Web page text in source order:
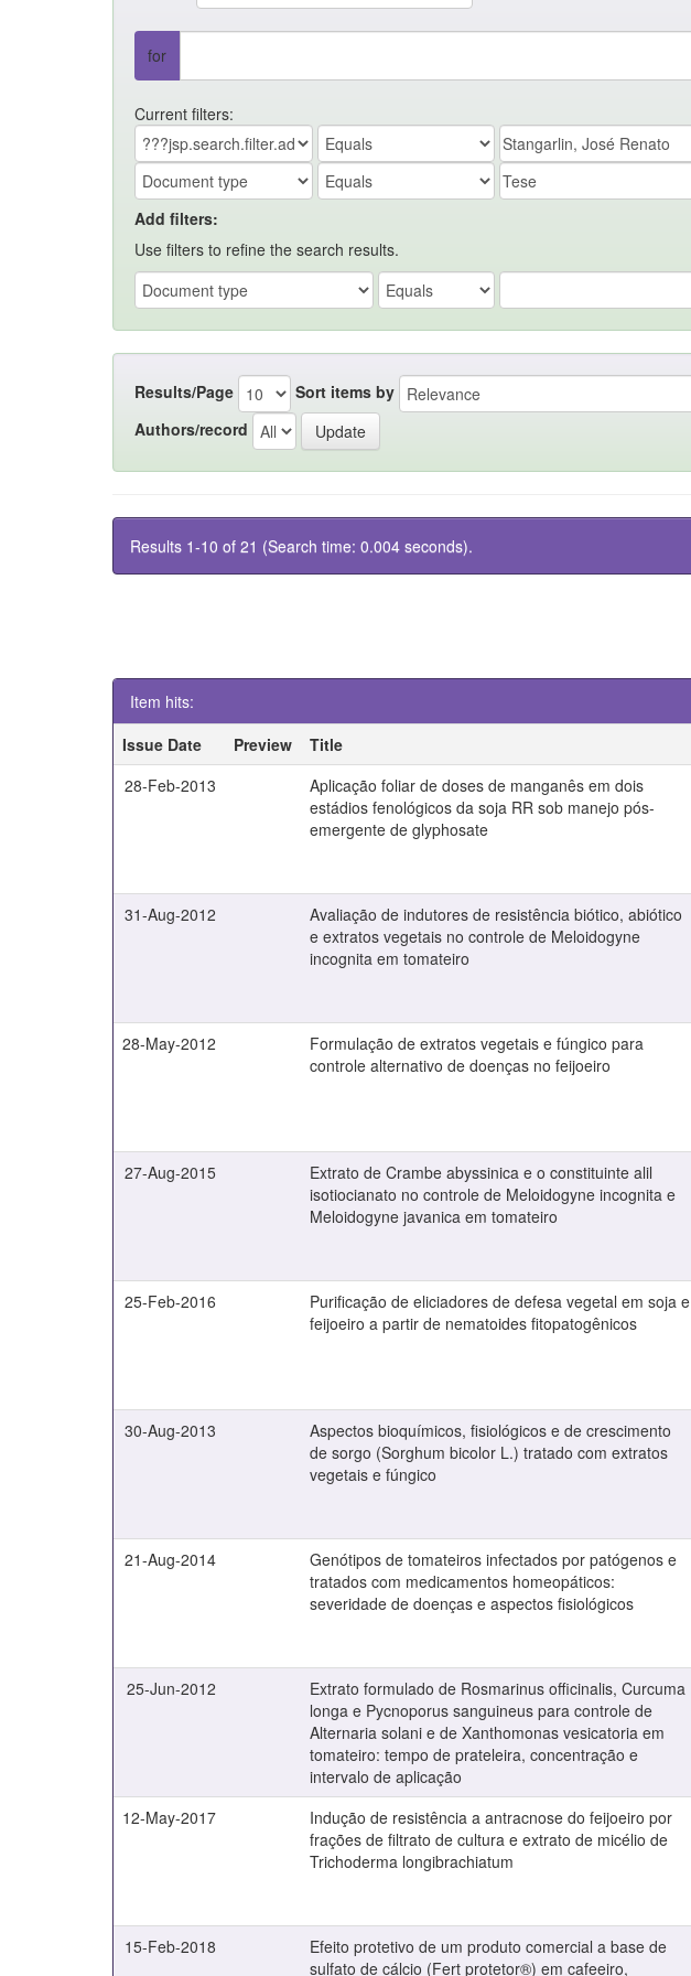
for
Current filters:
Add filters:
Use filters to refine the search results.
Results/Page Sort items by
Authors/record
Results 1-10 of 21 (Search time: 0.004 seconds).
Item hits:
Issue Date
Preview Title
28-Feb-2013
Aplicação foliar de doses de manganês em dois
estádios fenológicos da soja RR sob manejo pós-
emergente de glyphosate
31-Aug-2012
Avaliação de indutores de resistência biótico, abiótico
e extratos vegetais no controle de Meloidogyne
incognita em tomateiro
28-May-2012
Formulação de extratos vegetais e fúngico para
controle alternativo de doenças no feijoeiro
27-Aug-2015
Extrato de Crambe abyssinica e o constituinte alil
isotiocianato no controle de Meloidogyne incognita e
Meloidogyne javanica em tomateiro
25-Feb-2016
Purificação de eliciadores de defesa vegetal em soja e
feijoeiro a partir de nematoides fitopatogênicos
30-Aug-2013
Aspectos bioquímicos, fisiológicos e de crescimento
de sorgo (Sorghum bicolor L.) tratado com extratos
vegetais e fúngico
21-Aug-2014
Genótipos de tomateiros infectados por patógenos e
tratados com medicamentos homeopáticos:
severidade de doenças e aspectos fisiológicos
25-Jun-2012
Extrato formulado de Rosmarinus officinalis, Curcuma
longa e Pycnoporus sanguineus para controle de
Alternaria solani e de Xanthomonas vesicatoria em
tomateiro: tempo de prateleira, concentração e
intervalo de aplicação
12-May-2017
Indução de resistência a antracnose do feijoeiro por
frações de filtrato de cultura e extrato de micélio de
Trichoderma longibrachiatum
15-Feb-2018
Efeito protetivo de um produto comercial a base de
sulfato de cálcio (Fert protetor®) em cafeeiro,